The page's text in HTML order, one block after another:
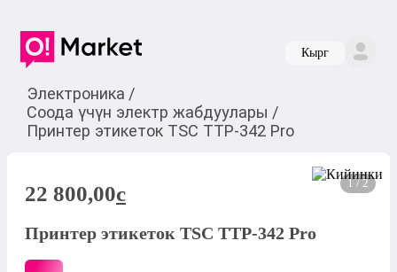
Кырг
Электроника /
Соода үчүн электр жабдуулары /
Принтер этикеток TSC TTP-342 Pro
1 / 2
22 800,00c
Принтер этикеток TSC TTP-342 Pro